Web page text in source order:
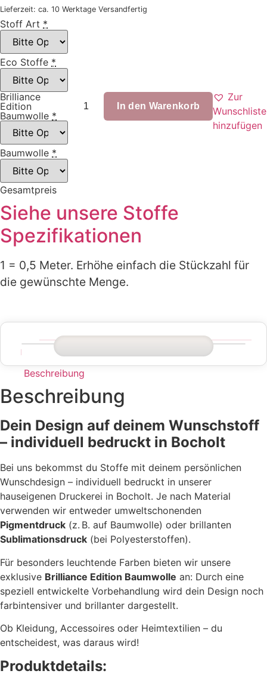
Lieferzeit: ca. 10 Werktage Versandfertig
Stoff Art *
Eco Stoffe *
Brilliance
Edition
Baumwolle *
Baumwolle *
Gesamtpreis
Schildkröte
In den Warenkorb
Zur
Wunschliste
hinzufügen
Siehe unsere Stoffe
Spezifikationen
1 = 0,5 Meter. Erhöhe einfach die Stückzahl für
die gewünschte Menge.
Beschreibung
Beschreibung
Dein Design auf deinem Wunschstoff
– individuell bedruckt in Bocholt
Bei uns bekommst du Stoffe mit deinem persönlichen
Wunschdesign – individuell bedruckt in unserer
hauseigenen Druckerei in Bocholt. Je nach Material
verwenden wir entweder umweltschonenden
Pigmentdruck (z. B. auf Baumwolle) oder brillanten
Sublimationsdruck (bei Polyesterstoffen).
Für besonders leuchtende Farben bieten wir unsere
exklusive Brilliance Edition Baumwolle an: Durch eine
speziell entwickelte Vorbehandlung wird dein Design noch
farbintensiver und brillanter dargestellt.
Ob Kleidung, Accessoires oder Heimtextilien – du
entscheidest, was daraus wird!
Produktdetails: